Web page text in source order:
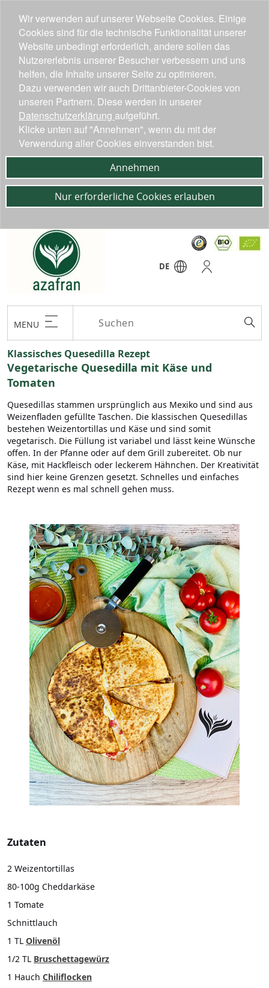
DE
MENU
Klassisches Quesedilla Rezept
Vegetarische Quesedilla mit Käse und
Tomaten
Quesedillas stammen ursprünglich aus Mexiko und sind aus
Weizenfladen gefüllte Taschen. Die klassischen Quesedillas
bestehen Weizentortillas und Käse und sind somit
vegetarisch. Die Füllung ist variabel und lässt keine Wünsche
offen. In der Pfanne oder auf dem Grill zubereitet. Ob nur
Käse, mit Hackfleisch oder leckerem Hähnchen. Der Kreativität
sind hier keine Grenzen gesetzt. Schnelles und einfaches
Rezept wenn es mal schnell gehen muss.
Zutaten
2 Weizentortillas
80-100g Cheddarkäse
1 Tomate
Schnittlauch
1 TL Olivenöl
1/2 TL Bruschettagewürz
1 Hauch Chiliflocken
Wir verwenden auf unserer Webseite Cookies. Einige
Cookies sind für die technische Funktionalität unserer
Website unbedingt erforderlich, andere sollen das
Nutzererlebnis unserer Besucher verbessern und uns
helfen, die Inhalte unserer Seite zu optimieren.
Dazu verwenden wir auch Drittanbieter-Cookies von
unseren Partnern. Diese werden in unserer
Datenschutzerklärung aufgeführt.
Klicke unten auf "Annehmen", wenn du mit der
Verwendung aller Cookies einverstanden bist.
Annehmen
Nur erforderliche Cookies erlauben